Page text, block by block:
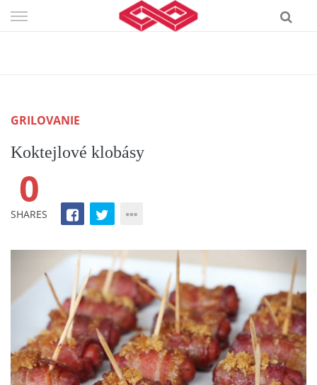
Skip
GRILOVANIE
Koktejlové klobásy
0
SHARES